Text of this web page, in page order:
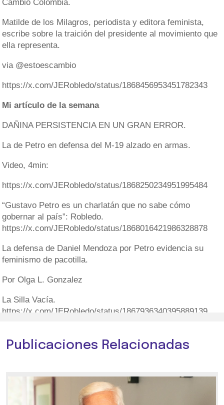
Cambio Colombia.
Matilde de los Milagros, periodista y editora feminista,
escribe sobre la traición del presidente al movimiento que
ella representa.
via @estoescambio
https://x.com/JERobledo/status/1868456953451782343
Mi artículo de la semana
DAÑINA PERSISTENCIA EN UN GRAN ERROR.
La de Petro en defensa del M-19 alzado en armas.
Video, 4min:
https://x.com/JERobledo/status/1868250234951995484
“Gustavo Petro es un charlatán que no sabe cómo
gobernar al país”: Robledo.
https://x.com/JERobledo/status/1868016421986328878
La defensa de Daniel Mendoza por Petro evidencia su
feminismo de pacotilla.
Por Olga L. Gonzalez
La Silla Vacía.
https://x.com/JERobledo/status/1867936340395889139
Publicaciones Relacionadas